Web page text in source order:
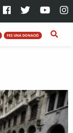
FES UNA DONACIÓ